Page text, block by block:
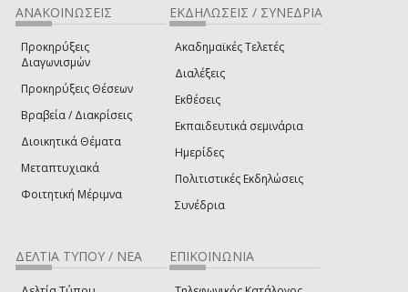
ΑΝΑΚΟΙΝΩΣΕΙΣ
Προκηρύξεις
Διαγωνισμών
Προκηρύξεις Θέσεων
Βραβεία / Διακρίσεις
Διοικητικά Θέματα
Μεταπτυχιακά
Φοιτητική Μέριμνα
ΕΚΔΗΛΩΣΕΙΣ / ΣΥΝΕΔΡΙΑ
Ακαδημαϊκές Τελετές
Διαλέξεις
Εκθέσεις
Εκπαιδευτικά σεμινάρια
Ημερίδες
Πολιτιστικές Εκδηλώσεις
Συνέδρια
ΔΕΛΤΙΑ ΤΥΠΟΥ / ΝΕΑ ΕΠΙΚΟΙΝΩΝΙΑ